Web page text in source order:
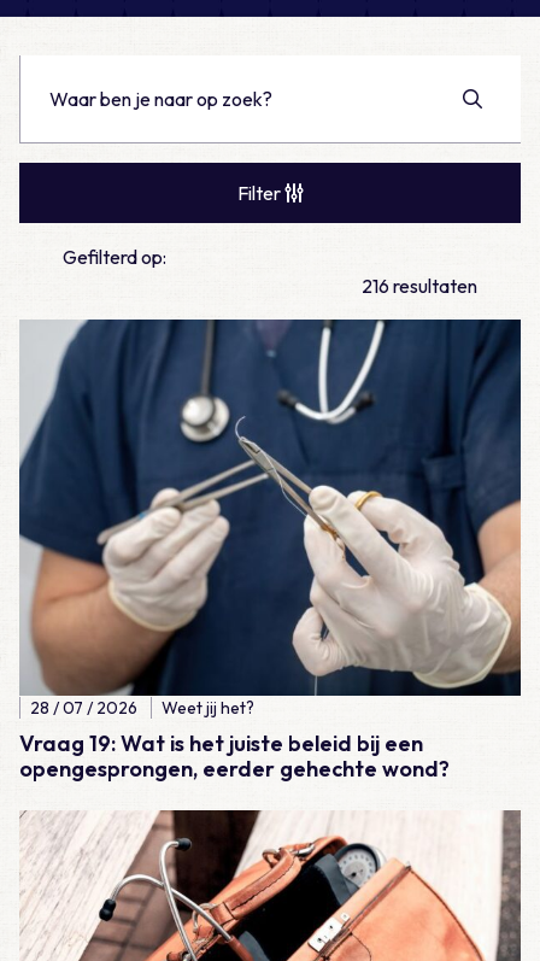
Filter
Gefilterd op:
216 resultaten
Vraag 19: Wat is het juiste beleid bij een
opengesprongen, eerder gehechte wond?
28 / 07 / 2026 Weet jij het?
Lees meer over Vraag 19: Wat is het juiste beleid bij een
Lees meer over Casus – Lijkschouw